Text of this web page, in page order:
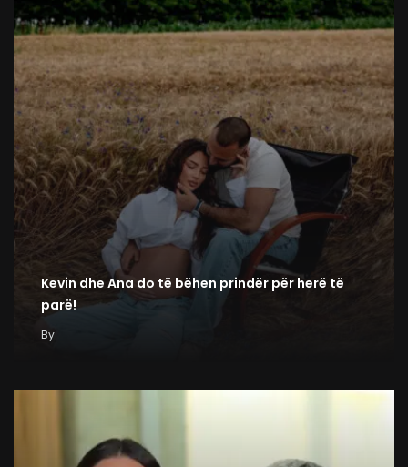
Kevin dhe Ana do të bëhen prindër për herë të
parë!
By